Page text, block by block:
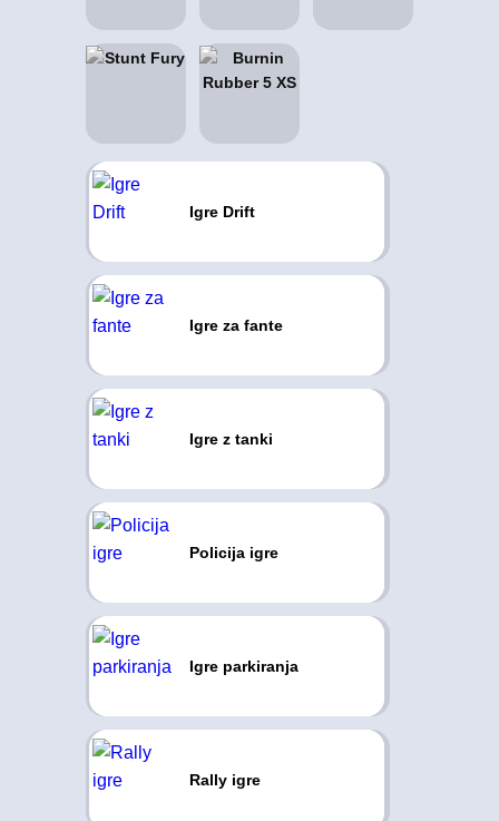
Igre Drift
Igre za fante
Igre z tanki
Policija igre
Igre parkiranja
Rally igre